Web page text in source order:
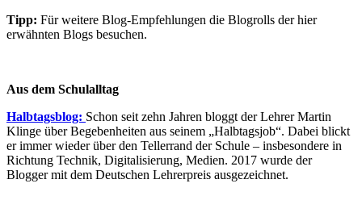
Tipp: Für weitere Blog-Empfehlungen die Blogrolls der hier
erwähnten Blogs besuchen.
Aus dem Schulalltag
Halbtagsblog: Schon seit zehn Jahren bloggt der Lehrer Martin
Klinge über Begebenheiten aus seinem „Halbtagsjob“. Dabei blickt
er immer wieder über den Tellerrand der Schule – insbesondere in
Richtung Technik, Digitalisierung, Medien. 2017 wurde der
Blogger mit dem Deutschen Lehrerpreis ausgezeichnet.